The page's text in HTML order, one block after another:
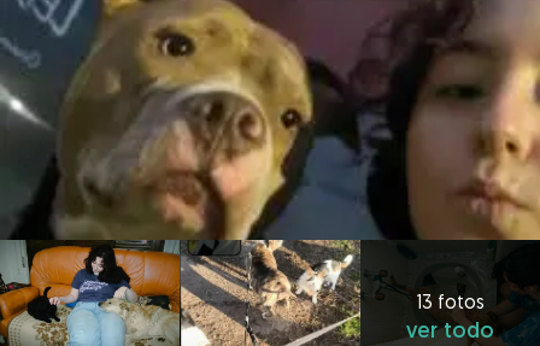
13 fotos
ver todo